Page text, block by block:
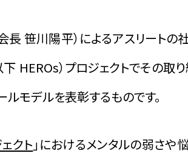
長 笹川陽平）によるアスリート
）プロジェクトでその取
モデルを表彰するものです。
クト 」におけるメンタルの弱さ